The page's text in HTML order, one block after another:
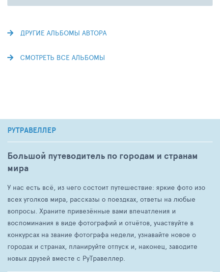
ДРУГИЕ АЛЬБОМЫ АВТОРА
СМОТРЕТЬ ВСЕ АЛЬБОМЫ
РУТРАВЕЛЛЕР
Большой путеводитель по городам и странам
мира
У нас есть всё, из чего состоит путешествие: яркие фото изо
всех уголков мира, рассказы о поездках, ответы на любые
вопросы. Храните привезённые вами впечатления и
воспоминания в виде фотографий и отчётов, участвуйте в
конкурсах на звание фотографа недели, узнавайте новое о
городах и странах, планируйте отпуск и, наконец, заводите
новых друзей вместе с РуТравеллер.